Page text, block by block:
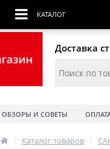
Доставка
ОБЗОРЫ И СОВЕТЫ
| Каталог товаров |
КАТАЛОГ